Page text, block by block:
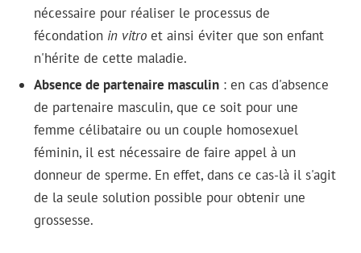
nécessaire pour réaliser le processus de
fécondation in vitro et ainsi éviter que son enfant
n'hérite de cette maladie.
Absence de partenaire masculin : en cas d'absence
de partenaire masculin, que ce soit pour une
femme célibataire ou un couple homosexuel
féminin, il est nécessaire de faire appel à un
donneur de sperme. En effet, dans ce cas-là il s'agit
de la seule solution possible pour obtenir une
grossesse.